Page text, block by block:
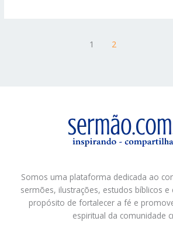
1 2
Somos uma plataforma dedicada ao
sermões, ilustrações, estudos bíblicos
propósito de fortalecer a fé e
espiritual da comunidade